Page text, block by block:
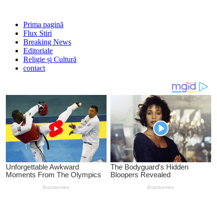
Prima pagină
Flux Stiri
Breaking News
Editoriale
Religie și Cultură
contact